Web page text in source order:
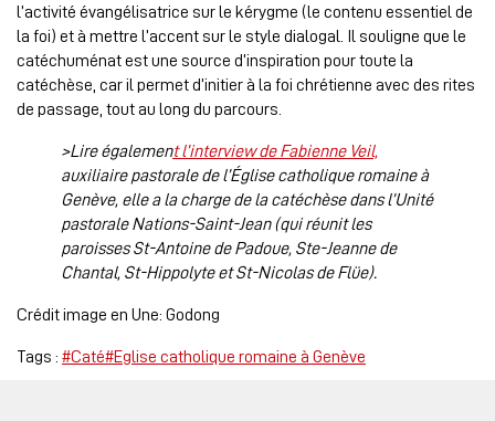
l’activité évangélisatrice sur le kérygme (le contenu essentiel de
la foi) et à mettre l’accent sur le style dialogal. Il souligne que le
catéchuménat est une source d’inspiration pour toute la
catéchèse, car il permet d’initier à la foi chrétienne avec des rites
de passage, tout au long du parcours.
>Lire égalementl’interview de Fabienne Veil,
auxiliaire pastorale de l’Église catholique romaine à
Genève, elle a la charge de la catéchèse dans l’Unité
pastorale Nations-Saint-Jean (qui réunit les
paroisses St-Antoine de Padoue, Ste-Jeanne de
Chantal, St-Hippolyte et St-Nicolas de Flüe).
Crédit image en Une: Godong
Tags : #Caté#Eglise catholique romaine à Genève